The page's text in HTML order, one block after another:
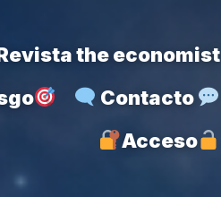
the economist
Contacto
Acceso